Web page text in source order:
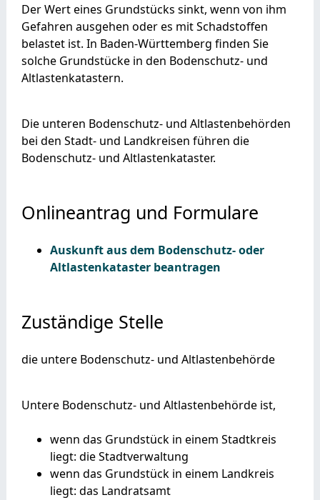
Der Wert eines Grundstücks sinkt, wenn von ihm
Gefahren ausgehen oder es mit Schadstoffen
belastet ist. In Baden-Württemberg finden Sie
solche Grundstücke in den Bodenschutz- und
Altlastenkatastern.
Die unteren Bodenschutz- und Altlastenbehörden
bei den Stadt- und Landkreisen führen die
Bodenschutz- und Altlastenkataster.
Onlineantrag und Formulare
Auskunft aus dem Bodenschutz- oder
Altlastenkataster beantragen
Zuständige Stelle
die untere Bodenschutz- und Altlastenbehörde
Untere Bodenschutz- und Altlastenbehörde ist,
wenn das Grundstück in einem Stadtkreis
liegt: die Stadtverwaltung
wenn das Grundstück in einem Landkreis
liegt: das Landratsamt